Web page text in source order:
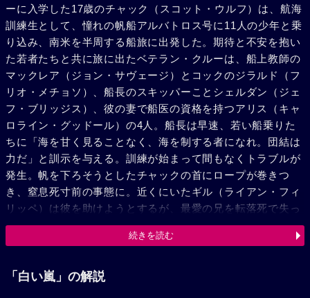
ーに入学した17歳のチャック（スコット・ウルフ）は、航海
訓練生として、憧れの帆船アルバトロス号に11人の少年と乗
り込み、南米を半周する船旅に出発した。期待と不安を抱い
た若者たちと共に旅に出たベテラン・クルーは、船上教師の
マックレア（ジョン・サヴェージ）とコックのジラルド（フ
リオ・メチョソ）、船長のスキッパーことシェルダン（ジェ
フ・ブリッジス）、彼の妻で船医の資格を持つアリス（キャ
ロライン・グッドール）の4人。船長は早速、若い船乗りた
ちに「海を甘く見ることなく、海を制する者になれ。団結は
力だ」と訓示を与える。訓練が始まって間もなくトラブルが
発生。帆を下ろそうとしたチャックの首にロープが巻きつ
き、窒息死寸前の事態に。近くにいたギル（ライアン・フィ
リッペ）は彼を助けようとするが、最愛の兄を転落死で失っ
た忌まわしい記憶から、マストに登ることができない。すん
でのところで船長が助けに入り、一命を取り留めたが、彼は
命じる。しかし、ギルは怖さのあまり失禁し、泣きだす始
続きを読む
「白い嵐」の解説